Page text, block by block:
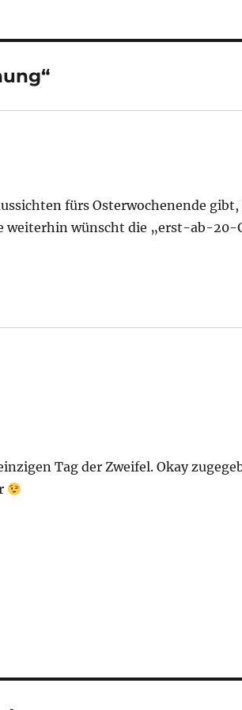
fürs Osterwochenende
weiterhin wünscht die „erst-ab-20-
Tag der Zweifel. Okay